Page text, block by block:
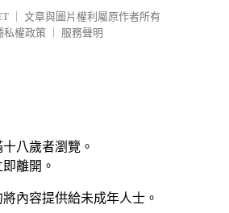
文章與圖片權利屬原作者所有
私權政策
服務聲明
八歲者瀏覽。
離開。
內容提供給未成年人士。